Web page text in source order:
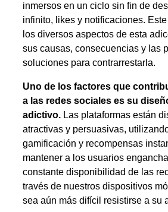
inmersos en un ciclo sin fin de
infinito, likes y notificaciones.
los diversos aspectos de esta
sus causas, consecuencias y las
soluciones para contrarrestarla.
Uno de los factores que
a las redes sociales es su
adictivo. Las plataformas están
atractivas y persuasivas,
gamificación y recompensas
mantener a los usuarios
constante disponibilidad de las
través de nuestros dispositivos
sea aún más difícil resistirse a su